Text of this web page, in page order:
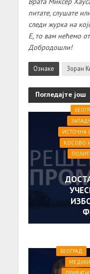
питaте, слушaте
следи журкa нa
Е, то вaм нећемо
Добродошли!
Ознаке Зоран
Погледајте још
ИСТОЧНА
КОСОВО
БЕОГРАД
МЕДИЈИ